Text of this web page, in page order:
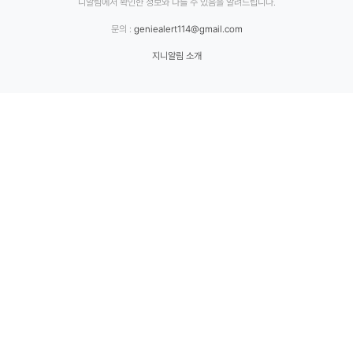
니알림에서 확인한 정보와 다를 수 있음을 알려드립니다.
문의 : geniealert114@gmail.com
지니알림 소개